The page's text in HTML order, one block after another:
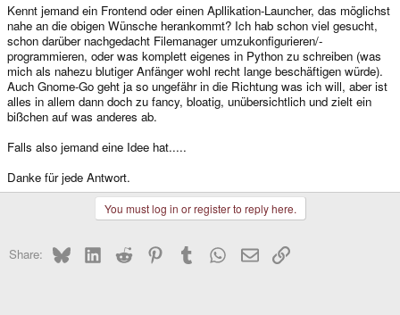
Kennt jemand ein Frontend oder einen Apllikation-Launcher, das möglichst
nahe an die obigen Wünsche herankommt? Ich hab schon viel gesucht,
schon darüber nachgedacht Filemanager umzukonfigurieren/-
programmieren, oder was komplett eigenes in Python zu schreiben (was
mich als nahezu blutiger Anfänger wohl recht lange beschäftigen würde).
Auch Gnome-Go geht ja so ungefähr in die Richtung was ich will, aber ist
alles in allem dann doch zu fancy, bloatig, unübersichtlich und zielt ein
bißchen auf was anderes ab.
Falls also jemand eine Idee hat.....
Danke für jede Antwort.
You must log in or register to reply here.
Share: BlueskyLinkedInReddit PinterestTumblr WhatsApp
EmailLink